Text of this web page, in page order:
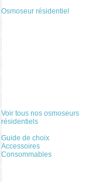
Osmoseur résidentiel
Voir tous nos osmoseurs
résidentiels
Guide de choix
Accessoires
Consommables